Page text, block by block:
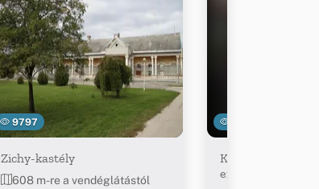
9797
Zichy-kastély
608 m-re a vendéglátástól
Kopjafa Lenkey
emlékére